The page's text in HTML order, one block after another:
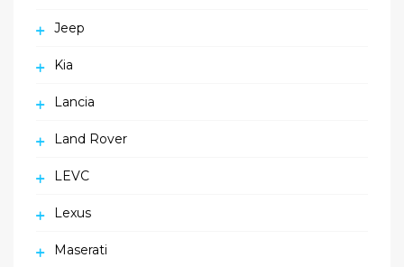
Jeep
Kia
Lancia
Land Rover
LEVC
Lexus
Maserati